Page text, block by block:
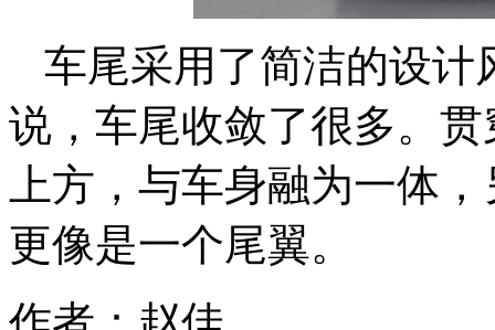
车尾采用了简洁的设计
说，车尾收敛了很多。
上方，与车身融为一体
更像是一个尾翼。